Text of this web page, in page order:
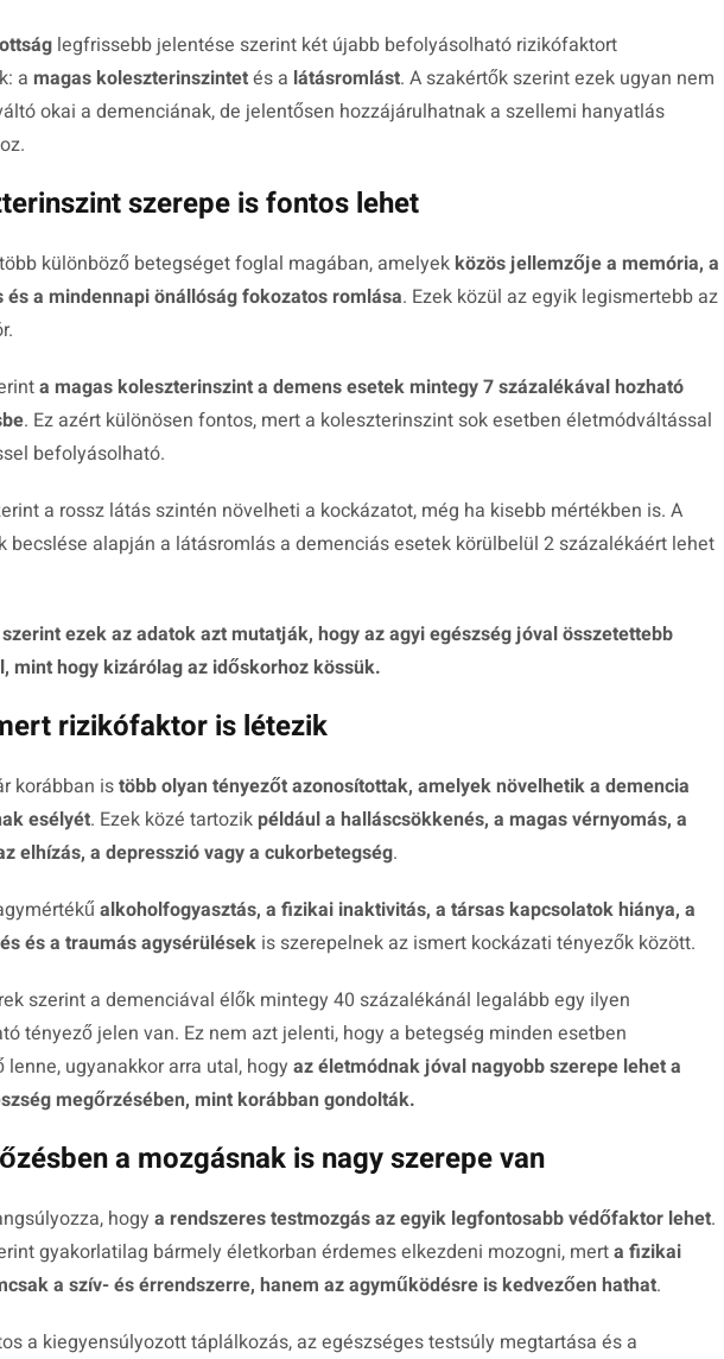
legfrissebb jelentése szerint két újabb befolyásolható rizikófaktort
a magas koleszterinszintetés a látásromlást. A szakértők szerint ezek ugyan nem
okai a demenciának, de jelentősen hozzájárulhatnak a szellemi hanyatlás
szerepe is fontos lehet
különböző betegséget foglal magában, amelyek közös jellemzője a memória, a
és a mindennapi önállóság fokozatos romlása. Ezek közül az egyik legismertebb az
a magas koleszterinszint a demens esetek mintegy 7 százalékával hozható
. Ez azért különösen fontos, mert a koleszterinszint sok esetben életmódváltással
befolyásolható.
a rossz látás szintén növelheti a kockázatot, még ha kisebb mértékben is. A
becslése alapján a látásromlás a demenciás esetek körülbelül 2 százalékáért lehet
ezek az adatok azt mutatják, hogy az agyi egészség jóval összetettebb
mint hogy kizárólag az időskorhoz kössük.
rizikófaktor is létezik
korábban istöbb olyan tényezőt azonosítottak, amelyek növelhetik a demencia
esélyét. Ezek közé tartozik például a halláscsökkenés, a magas vérnyomás, a
elhízás, a depresszió vagy a cukorbetegség.
alkoholfogyasztás, a fizikai inaktivitás, a társas kapcsolatok hiánya, a
és a traumás agysérülések is szerepelnek az ismert kockázati tényezők között.
szerint a demenciával élők mintegy 40 százalékánál legalább egy ilyen
tényező jelen van. Ez nem azt jelenti, hogy a betegség minden esetben
lenne, ugyanakkor arra utal, hogy az életmódnak jóval nagyobb szerepe lehet a
megőrzésében, mint korábban gondolták.
a mozgásnak is nagy szerepe van
hogy a rendszeres testmozgás az egyik legfontosabb védőfaktor lehet.
gyakorlatilag bármely életkorban érdemes elkezdeni mozogni, merta fizikai
a szív- és érrendszerre, hanem az agyműködésre is kedvezően hathat.
a kiegyensúlyozott táplálkozás, az egészséges testsúly megtartása és a